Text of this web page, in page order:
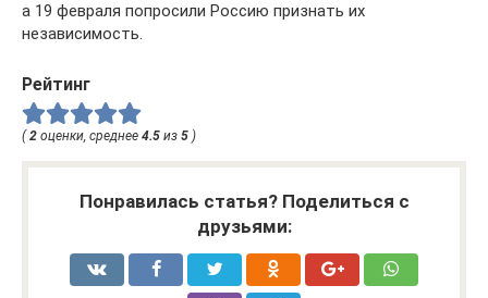
а 19 февраля попросили Россию признать их
независимость.
Рейтинг
( 2 оценки, среднее 4.5 из 5 )
Понравилась статья? Поделиться с
друзьями: